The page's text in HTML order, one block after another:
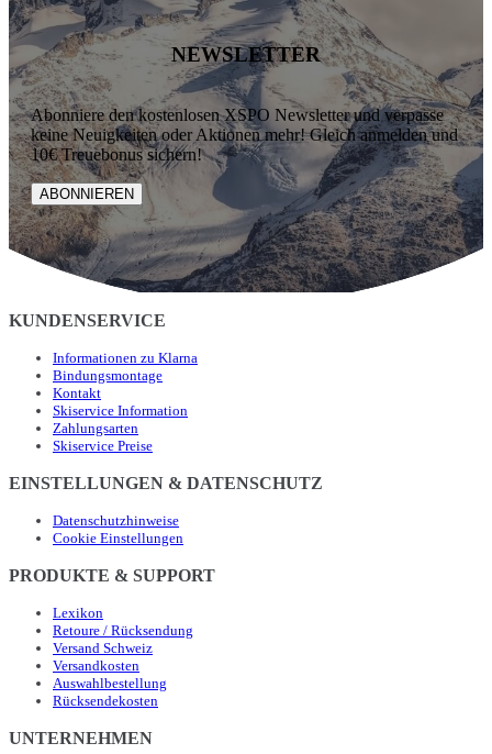
NEWSLETTER
Abonniere den kostenlosen XSPO Newsletter und verpasse
keine Neuigkeiten oder Aktionen mehr! Gleich anmelden und
10€ Treuebonus sichern!
ABONNIEREN
KUNDENSERVICE
Informationen zu Klarna
Bindungsmontage
Kontakt
Skiservice Information
Zahlungsarten
Skiservice Preise
EINSTELLUNGEN & DATENSCHUTZ
Datenschutzhinweise
Cookie Einstellungen
PRODUKTE & SUPPORT
Lexikon
Retoure / Rücksendung
Versand Schweiz
Versandkosten
Auswahlbestellung
Rücksendekosten
UNTERNEHMEN